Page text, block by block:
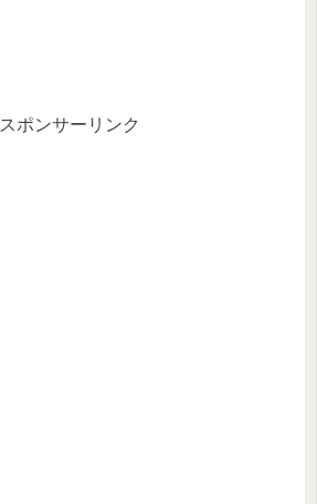
スポンサーリンク